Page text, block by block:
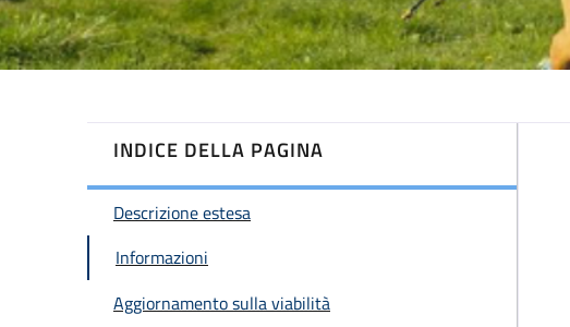
INDICE DELLA PAGINA
Descrizione estesa
Informazioni
Aggiornamento sulla viabilità